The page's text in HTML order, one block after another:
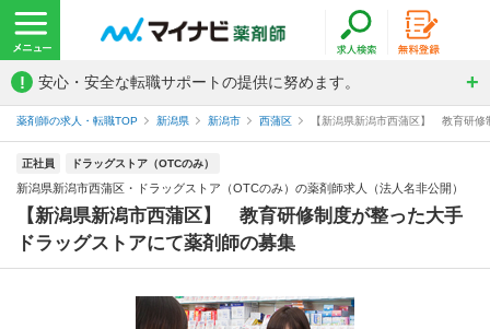
! 安心・安全な転職サポートの提供に努めます。
薬剤師の求人・転職TOP 新潟県 新潟市 西蒲区 【新潟県新潟市西蒲区】 教育研
正社員 ドラッグストア（OTCのみ）
新潟県新潟市西蒲区・ドラッグストア（OTCのみ）の薬剤師求人（法人名非公開）
【新潟県新潟市西蒲区】 教育研修制度が整った大手
ドラッグストアにて薬剤師の募集